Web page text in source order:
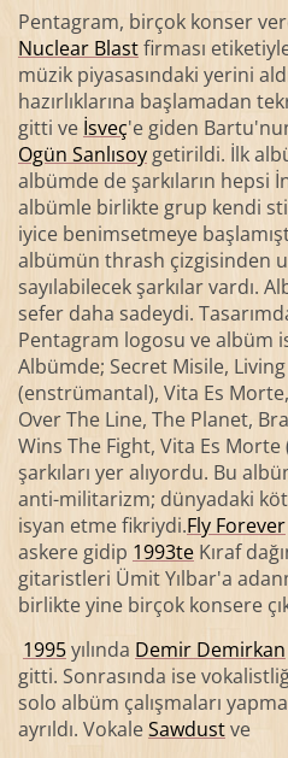
Pentagram, birçok konser
Nuclear Blastfirması
müzik piyasasındaki yerini
hazırlıklarına başlamadan
gitti ve İsveç'e giden
Ogün Sanlısoygetirildi. İlk
albümde de şarkıların hepsi
albümle birlikte grup kendi
iyice benimsetmeye
albümün thrash çizgisinden
sayılabilecek şarkılar vardı.
sefer daha sadeydi.
Pentagram logosu ve albüm
Albümde; Secret Misile,
(enstrümantal), Vita Es
Over The Line, The Planet,
Wins The Fight, Vita Es Morte
şarkıları yer alıyordu. Bu
anti-militarizm; dünyadaki
isyan etme fikriydi.Fly Forever
askere gidip 1993teKıraf
gitaristleri Ümit Yılbar'a
birlikte yine birçok konsere
1995yılında Demir Demirkan
gitti. Sonrasında ise
solo albüm çalışmaları
ayrıldı. VokaleSawdustve